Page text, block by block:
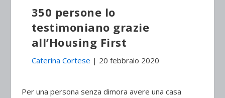
350 persone lo
testimoniano grazie
all’Housing First
Caterina Cortese | 20 febbraio 2020
Per una persona senza dimora avere una casa